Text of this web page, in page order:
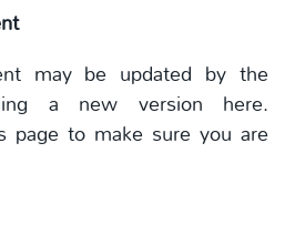
may be updated by the
a new version here.
page to make sure you are